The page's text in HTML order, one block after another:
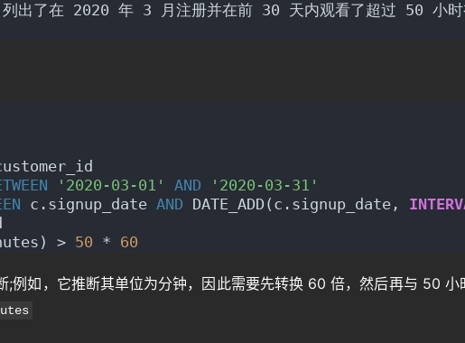
列出了在 2020 年 3 月注册并在前 30 天内观看了超过 50 小时
'2020-03-01' AND
'2020-03-31'
c.signup_date AND DATE_ADD(c.signup_date,
> 50 * 60
;例如，它推断其单位为分钟，因此需要先转换 60 倍，然后再与 50 小